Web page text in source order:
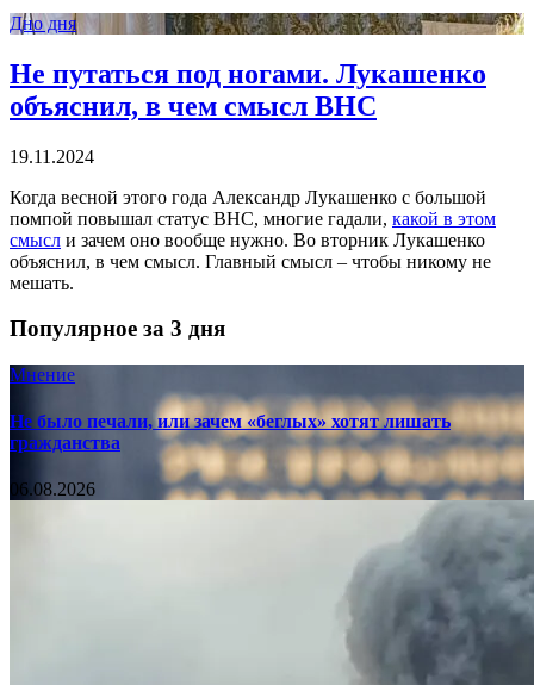
Дно дня
Не путаться под ногами. Лукашенко
объяснил, в чем смысл ВНС
19.11.2024
Когда весной этого года Александр Лукашенко с большой
помпой повышал статус ВНС, многие гадали, какой в этом
смысл и зачем оно вообще нужно. Во вторник Лукашенко
объяснил, в чем смысл. Главный смысл – чтобы никому не
мешать.
Популярное за 3 дня
Мнение
Не было печали, или зачем «беглых» хотят лишать
гражданства
06.08.2026